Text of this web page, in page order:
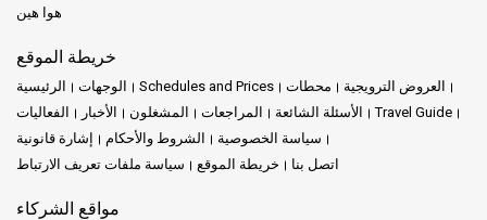
هوا هين
خريطة الموقع
الرئيسية الوجهات Schedules and Prices محطات
العروض الترويجية
الفعاليات
الأخبار المشغلون المراجعات الأسئلة الشائعة
Travel Guide
إشارة قانونية
الشروط والأحكام
سياسة الخصوصية
سياسة ملفات تعريف الارتباط
خريطة الموقع اتصل بنا
مواقع الشركاء